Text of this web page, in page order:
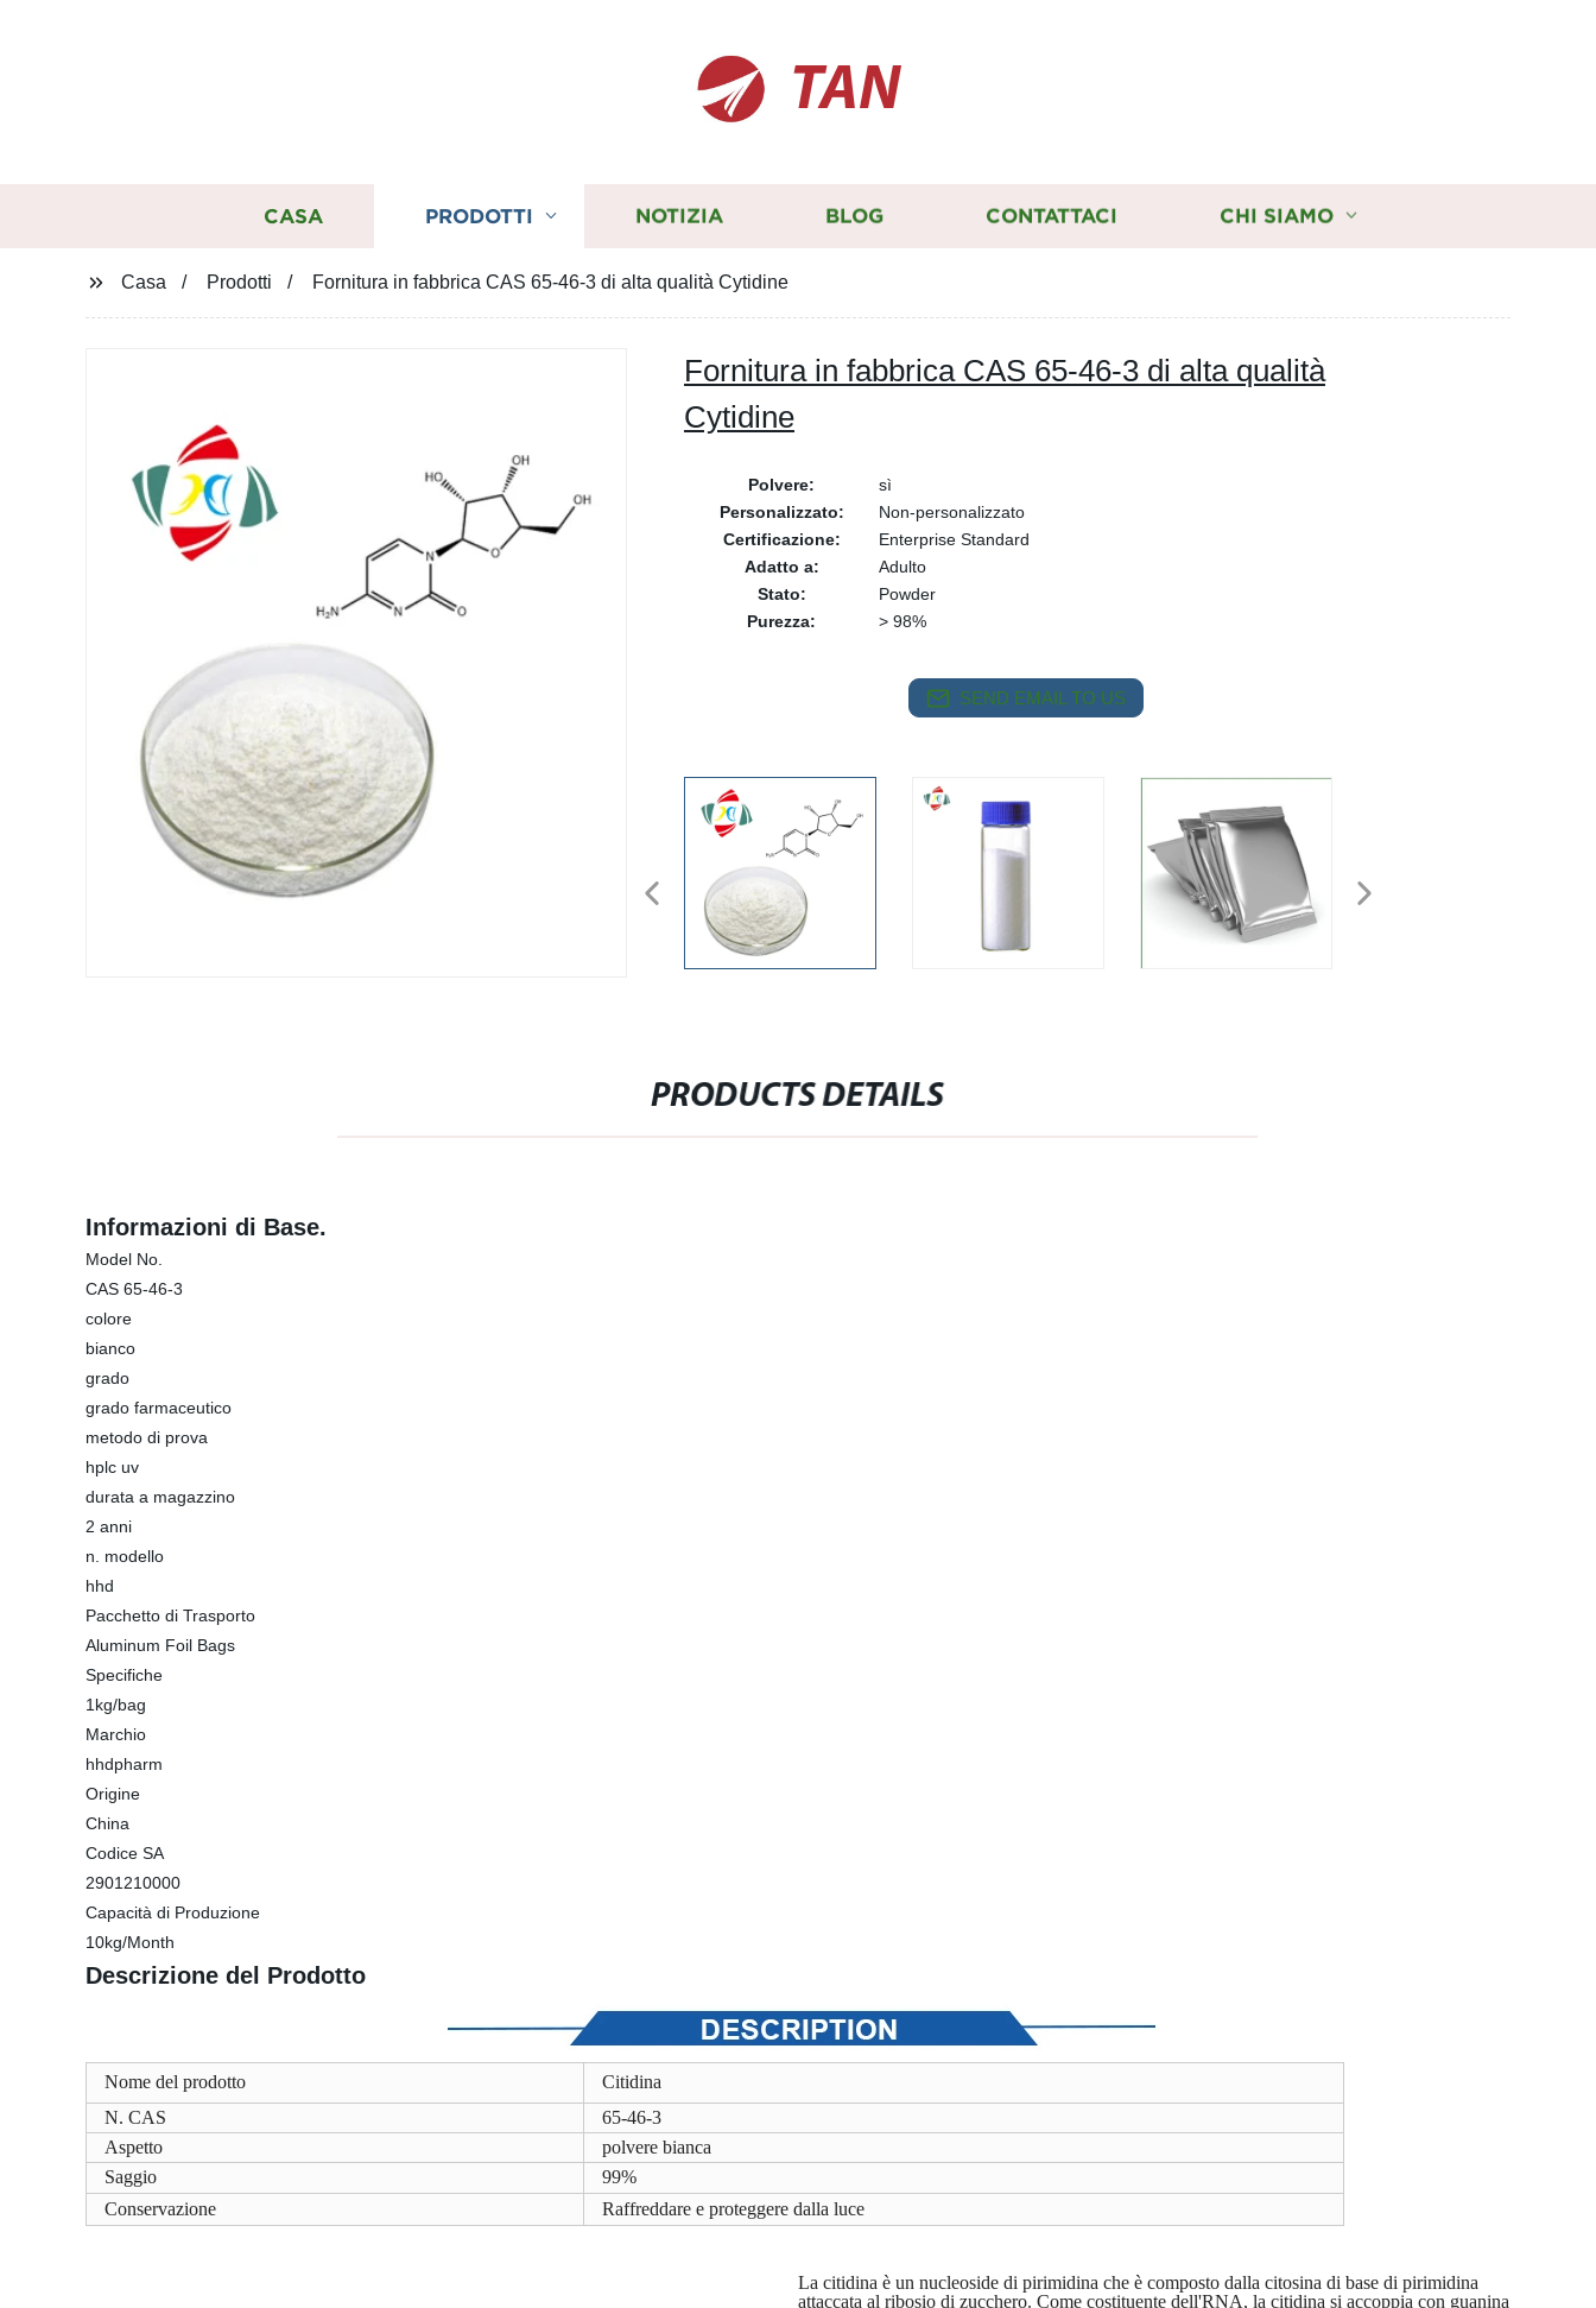
TAN
CASA PRODOTTI NOTIZIA BLOG CONTATTACI CHI SIAMO
Casa Prodotti Fornitura in fabbrica CAS 65-46-3 di alta qualità Cytidine
Fornitura in fabbrica CAS 65-46-3 di alta qualità
Cytidine
Polvere:
sì
Personalizzato:
Non-personalizzato
Certificazione:
Enterprise Standard
Adatto a:
Adulto
Stato:
Powder
Purezza:
> 98%
SEND EMAIL TO US
PRODUCTS DETAILS
Informazioni di Base.
Model No.
CAS 65-46-3
colore
bianco
grado
grado farmaceutico
metodo di prova
hplc uv
durata a magazzino
2 anni
n. modello
hhd
Pacchetto di Trasporto
Aluminum Foil Bags
Specifiche
1kg/bag
Marchio
hhdpharm
Origine
China
Codice SA
2901210000
Capacità di Produzione
10kg/Month
Descrizione del Prodotto
Nome del prodotto
Citidina
N. CAS
65-46-3
Aspetto
polvere bianca
Saggio
99%
Conservazione
Raffreddare e proteggere dalla luce
La citidina è un nucleoside di pirimidina che è composto dalla citosina di base di pirimidina
attaccata al ribosio di zucchero. Come costituente dell'RNA, la citidina si accoppia con guanina